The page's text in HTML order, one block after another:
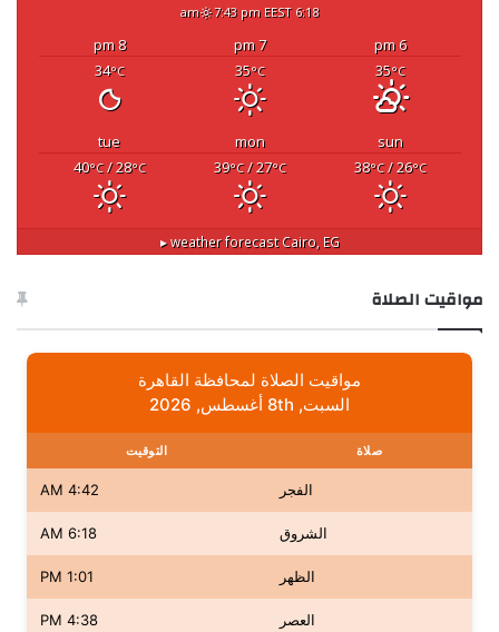
6:18 am
7:43 pm EEST
6 pm
7 pm
8 pm
35°C
35°C
34°C
sun
mon
tue
38°C/ 26°C
39°C/ 27°C
40°C/ 28°C
Cairo, EG
weather forecast ▸
مواقيت الصلاة
مواقيت الصلاة لمحافظة القاهرة
السبت, 8th أغسطس, 2026
صلاة التوقيت
الفجر 4:42 AM
الشروق 6:18 AM
الظهر 1:01 PM
العصر 4:38 PM